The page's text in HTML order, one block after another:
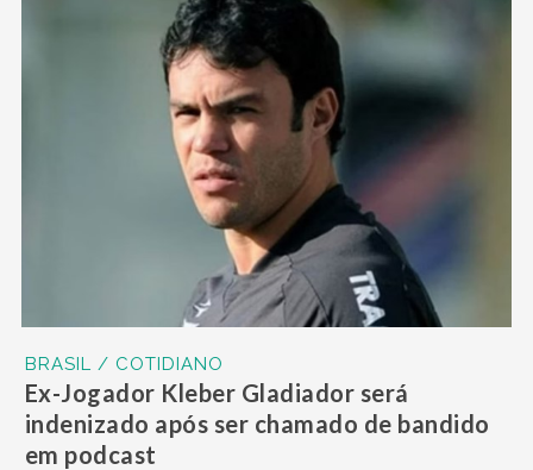
BRASIL / COTIDIANO
Ex-Jogador Kleber Gladiador será
indenizado após ser chamado de bandido
em podcast